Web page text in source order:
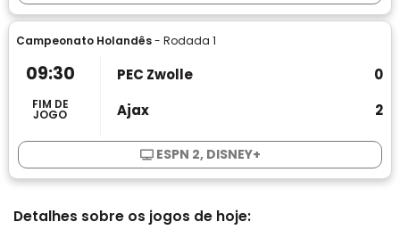
Campeonato Holandês- Rodada 1
09:30
FIM DE
JOGO
PEC Zwolle
0
Ajax
2
ESPN 2, DISNEY+
Detalhes sobre os jogos de hoje: